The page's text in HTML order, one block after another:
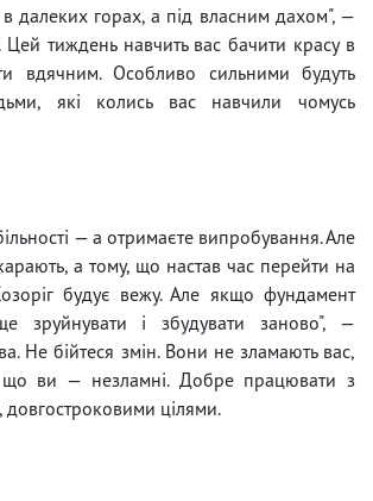
в далеких горах, а під власним дахом", —
тиждень навчить вас бачити красу в
вдячним. Особливо сильними будуть
які колись вас навчили чомусь
— а отримаєте випробування. Але
а тому, що настав час перейти на
будує вежу. Але якщо фундамент
зруйнувати і збудувати заново", —
Не бійтеся змін. Вони не зламають вас,
що ви — незламні. Добре працювати з
довгостроковими цілями.